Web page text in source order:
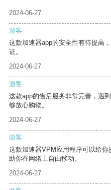
2024-06-27
游客
这款加速器app的安全性有待提高
证。
2024-06-27
游客
这款app的售后服务非常完善，遇
够放心购物。
2024-06-27
游客
这款加速器VPM应用程序可以给
助你在网络上自由移动。
2024-06-27